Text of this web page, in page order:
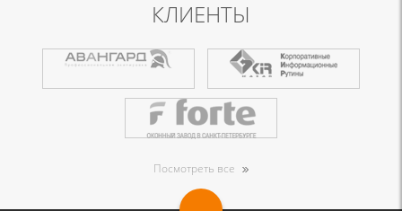
КЛИЕНТЫ
Посмотреть все